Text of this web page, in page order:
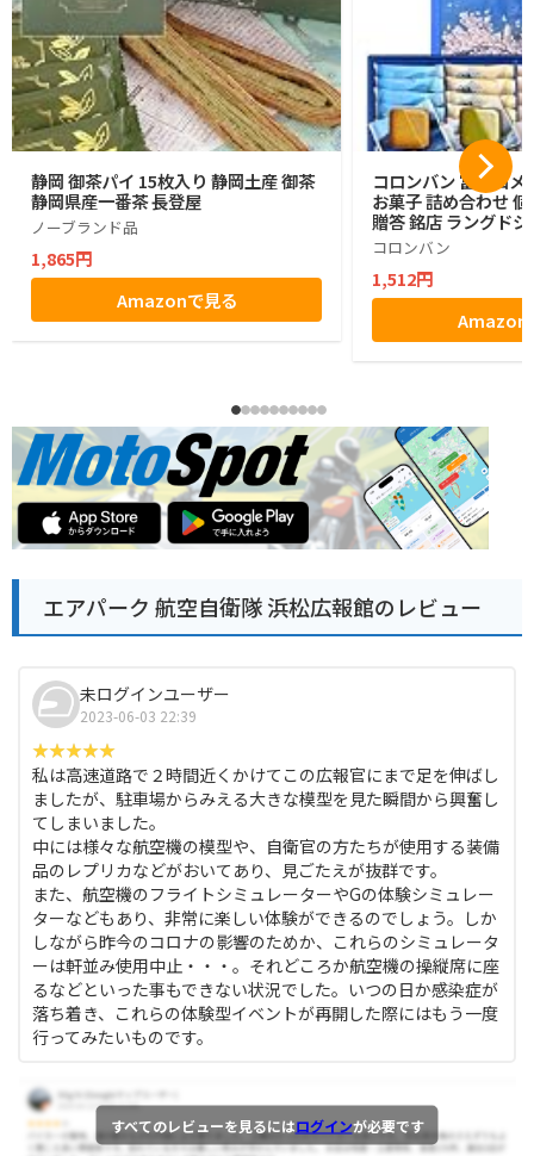
静岡 御茶パイ 15枚入り 静岡土産 御茶
静岡県産一番茶 長登屋
ノーブランド品
1,865円
Amazonで見る
コロンバン 富士山メ
お菓子 詰め合わせ
贈答 銘店 ラングド
コロンバン
1,512円
Amazon
エアパーク 航空自衛隊 浜松広報館のレビュー
未ログインユーザー
2023-06-03 22:39
私は高速道路で２時間近くかけてこの広報官にまで足を伸ばし
ましたが、駐車場からみえる大きな模型を見た瞬間から興奮し
てしまいました。
中には様々な航空機の模型や、自衛官の方たちが使用する装備
品のレプリカなどがおいてあり、見ごたえが抜群です。
また、航空機のフライトシミュレーターやGの体験シミュレー
ターなどもあり、非常に楽しい体験ができるのでしょう。しか
しながら昨今のコロナの影響のためか、これらのシミュレータ
ーは軒並み使用中止・・・。それどころか航空機の操縦席に座
るなどといった事もできない状況でした。いつの日か感染症が
落ち着き、これらの体験型イベントが再開した際にはもう一度
行ってみたいものです。
すべてのレビューを見るにはログインが必要です